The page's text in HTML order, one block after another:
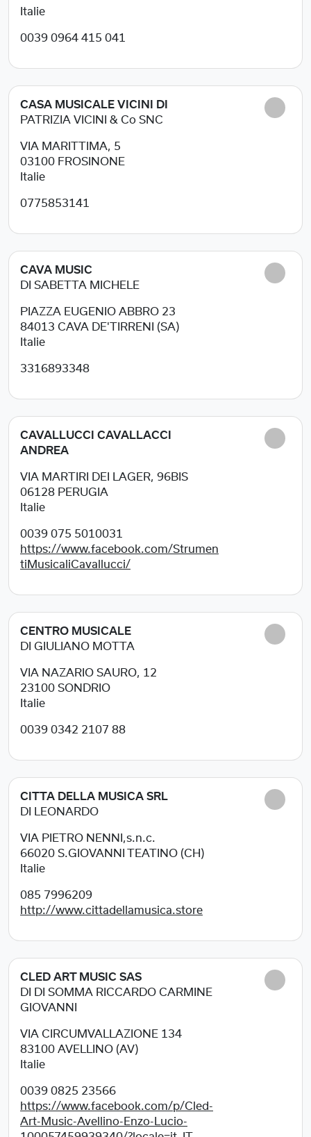
Italie
0039 0964 415 041
CASA MUSICALE VICINI DI
PATRIZIA VICINI & Co SNC
VIA MARITTIMA, 5
03100 FROSINONE
Italie
0775853141
CAVA MUSIC
DI SABETTA MICHELE
PIAZZA EUGENIO ABBRO 23
84013 CAVA DE'TIRRENI (SA)
Italie
3316893348
CAVALLUCCI CAVALLACCI
ANDREA
VIA MARTIRI DEI LAGER, 96BIS
06128 PERUGIA
Italie
0039 075 5010031
https://www.facebook.com/Strumen
tiMusicaliCavallucci/
CENTRO MUSICALE
DI GIULIANO MOTTA
VIA NAZARIO SAURO, 12
23100 SONDRIO
Italie
0039 0342 2107 88
CITTA DELLA MUSICA SRL
DI LEONARDO
VIA PIETRO NENNI,s.n.c.
66020 S.GIOVANNI TEATINO (CH)
Italie
085 7996209
http://www.cittadellamusica.store
CLED ART MUSIC SAS
DI DI SOMMA RICCARDO CARMINE
GIOVANNI
VIA CIRCUMVALLAZIONE 134
83100 AVELLINO (AV)
Italie
0039 0825 23566
https://www.facebook.com/p/Cled-
Art-Music-Avellino-Enzo-Lucio-